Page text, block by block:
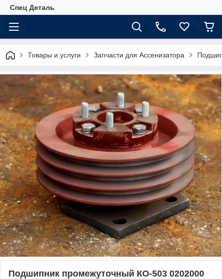
Спец Деталь
Товары и услуги Запчасти для Ассенизатора
Подшипник промежуточный КО-503 0202000